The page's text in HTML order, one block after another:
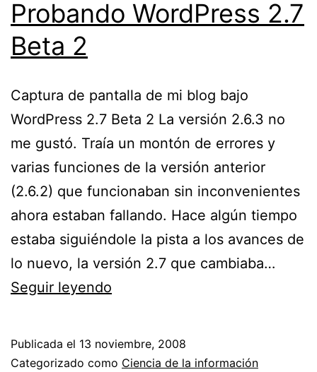
Probando WordPress 2.7
Beta 2
Captura de pantalla de mi blog bajo
WordPress 2.7 Beta 2 La versión 2.6.3 no
me gustó. Traía un montón de errores y
varias funciones de la versión anterior
(2.6.2) que funcionaban sin inconvenientes
ahora estaban fallando. Hace algún tiempo
estaba siguiéndole la pista a los avances de
lo nuevo, la versión 2.7 que cambiaba…
Seguir leyendo
Beta
Publicada el 13 noviembre, 2008
Categorizado como Ciencia de la información